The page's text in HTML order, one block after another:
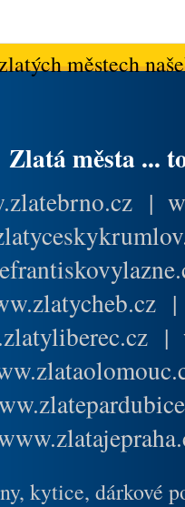
městech
Zlatá města ...
|
|
kytice, dárkové